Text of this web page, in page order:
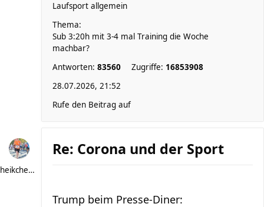
Laufsport allgemein
Thema:
Sub 3:20h mit 3-4 mal Training die Woche
machbar?
Antworten: 83560 Zugriffe: 16853908
28.07.2026, 21:52
Rufe den Beitrag auf
heikchen007
Re: Corona und der Sport
Trump beim Presse-Diner: